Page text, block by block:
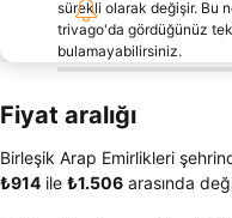
sürekli olarak değişir. Bu
trivago'da gördüğünüz
bulamayabilirsiniz.
Fiyat aralığı
Birleşik Arap Emirlikleri
‎₺914 ile ‎₺1.506 arasında